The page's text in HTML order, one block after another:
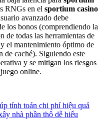
RNGs en el sportium casino
avanzado debe
los bonos (comprendiendo la
de todas las herramientas de
el mantenimiento óptimo de
de caché). Siguiendo este
y se mitigan los riesgos
online.
tính toán chi phí hiệu quả
nhà phần thô dễ hiểu